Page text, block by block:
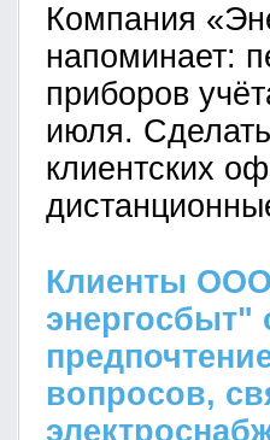
Компания
напоминает:
приборов
июля.
клиентских
Клиенты
энергосбыт"
вопросов,